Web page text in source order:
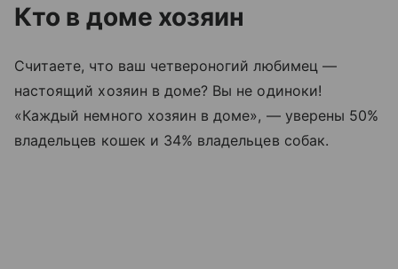
Кто в доме хозяин
Считаете, что ваш четвероногий любимец —
настоящий хозяин в доме? Вы не одиноки!
«Каждый немного хозяин в доме», — уверены 50%
владельцев кошек и 34% владельцев собак.